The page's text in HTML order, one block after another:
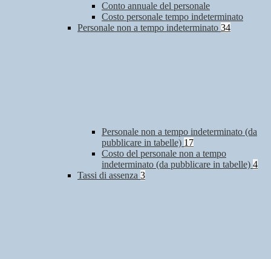
Conto annuale del personale
Costo personale tempo indeterminato
Personale non a tempo indeterminato 34
Personale non a tempo indeterminato (da
pubblicare in tabelle) 17
Costo del personale non a tempo
indeterminato (da pubblicare in tabelle) 4
Tassi di assenza 3